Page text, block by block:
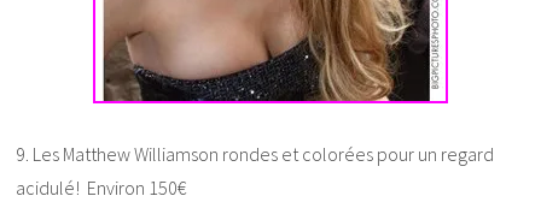
9. Les Matthew Williamson rondes et colorées pour un regard
acidulé! Environ 150€